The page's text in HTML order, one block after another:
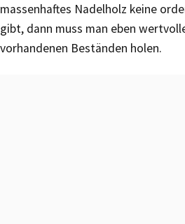
massenhaftes Nadelholz keine
gibt, dann muss man eben
vorhandenen Beständen holen.